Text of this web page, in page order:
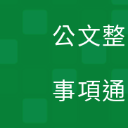
公文
事項